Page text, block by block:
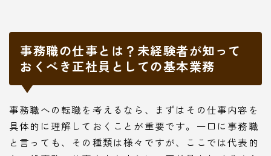
事務職の仕事とは？未経験者が知って
おくべき正社員としての基本業務
事務職への転職を考えるなら、まずはその仕事内容を
具体的に理解しておくことが重要です。一口に事務職
と言っても、その種類は様々ですが、ここでは代表的